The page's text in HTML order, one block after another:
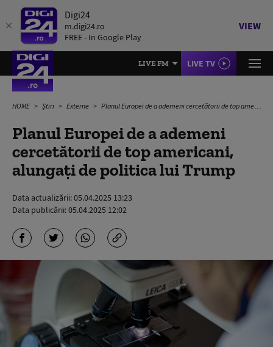
Digi24
m.digi24.ro
FREE - In Google Play
VIEW
LIVE FM LIVE TV
HOME Știri Externe Planul Europei de a ademeni cercetătorii de top americani, alungați de politica lui Trump
Planul Europei de a ademeni
cercetătorii de top americani,
alungați de politica lui Trump
Data actualizării:05.04.2025 13:23
Data publicării:05.04.2025 12:02